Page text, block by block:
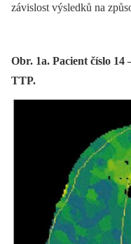
závislost výsledků na
Obr. 1a. Pacient číslo 14
TTP.